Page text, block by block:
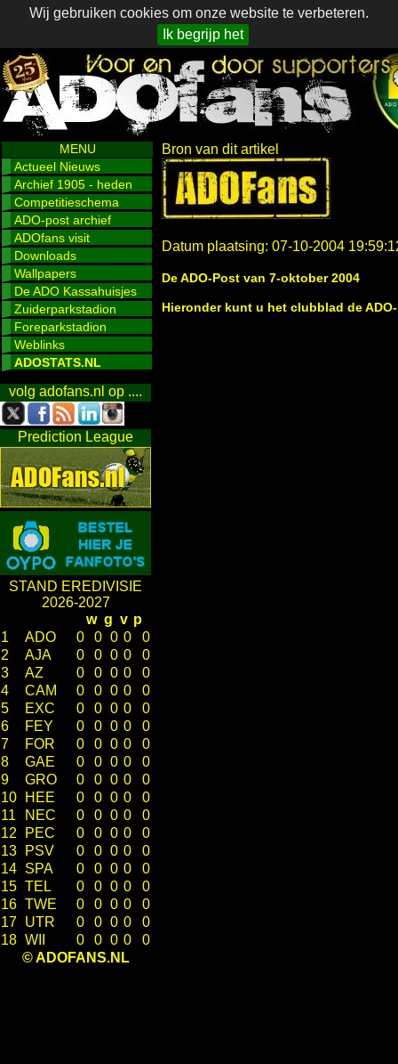
Wij gebruiken cookies om onze website te verbeteren.
Ik begrijp het
MENU
Actueel Nieuws
Archief 1905 - heden
Competitieschema
ADO-post archief
ADOfans visit
Downloads
Wallpapers
De ADO Kassahuisjes
Zuiderparkstadion
Foreparkstadion
Weblinks
ADOSTATS.NL
volg adofans.nl op ....
Prediction League
STAND EREDIVISIE
2026-2027
w g v p
1
ADO 0 0 0 0
0
2
AJA 0 0 0 0
0
3
AZ 0 0 0 0
0
4
CAM 0 0 0 0
0
5
EXC 0 0 0 0
0
6
FEY 0 0 0 0
0
7
FOR 0 0 0 0
0
8
GAE 0 0 0 0
0
9
GRO 0 0 0 0
0
10
HEE 0 0 0 0
0
11
NEC 0 0 0 0
0
12
PEC 0 0 0 0
0
13
PSV 0 0 0 0
0
14 SPA 0 0 0 0
0
15 TEL 0 0 0 0
0
16 TWE 0 0 0 0
0
17 UTR 0 0 0 0
0
18 WII 0 0 0 0
0
© ADOFANS.NL
Bron van dit artikel
Datum plaatsing: 07-10-2004
De ADO-Post van 7-oktober 2004
Hieronder kunt u het clubblad de